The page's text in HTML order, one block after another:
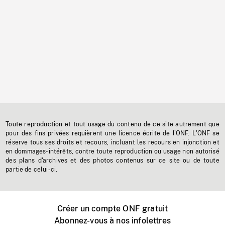
Toute reproduction et tout usage du contenu de ce site autrement que
pour des fins privées requièrent une licence écrite de l'ONF. L'ONF se
réserve tous ses droits et recours, incluant les recours en injonction et
en dommages-intérêts, contre toute reproduction ou usage non autorisé
des plans d'archives et des photos contenus sur ce site ou de toute
partie de celui-ci.
Créer un compte ONF gratuit
Abonnez-vous à nos infolettres